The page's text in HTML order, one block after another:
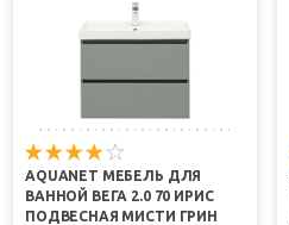
AQUANET МЕБЕЛЬ ДЛЯ
ВАННОЙ ВЕГА 2.0 70 ИРИС
ПОДВЕСНАЯ МИСТИ ГРИН